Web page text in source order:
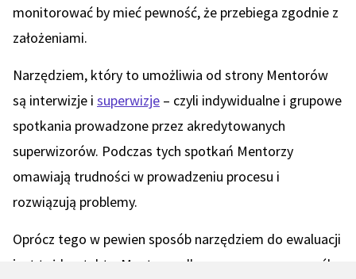
monitorować by mieć pewność, że przebiega zgodnie z
założeniami.
Narzędziem, który to umożliwia od strony Mentorów
są interwizje i superwizje – czyli indywidualne i grupowe
spotkania prowadzone przez akredytowanych
superwizorów. Podczas tych spotkań Mentorzy
omawiają trudności w prowadzeniu procesu i
rozwiązują problemy.
Oprócz tego w pewien sposób narzędziem do ewaluacji
jest też kontakt z Mentee – albo wymuszony – z prośbą